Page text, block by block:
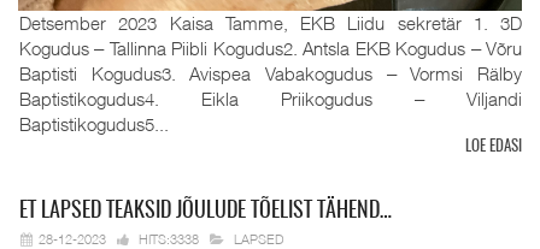
Detsember 2023 Kaisa Tamme, EKB Liidu sekretär 1. 3D
Kogudus ‒ Tallinna Piibli Kogudus2. Antsla EKB Kogudus ‒ Võru
Baptisti Kogudus3. Avispea Vabakogudus ‒ Vormsi Rälby
Baptistikogudus4. Eikla Priikogudus ‒ Viljandi
Baptistikogudus5...
LOE EDASI
ET LAPSED TEAKSID JÕULUDE TÕELIST TÄHEND…
28-12-2023 HITS:3338 LAPSED